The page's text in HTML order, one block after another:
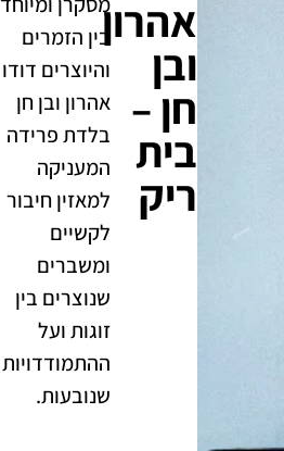
אהרון
ובן
חן –
בית
ריק
בין הזמרים
והיוצרים דודו
אהרון ובן חן
בלדת פרידה
המעניקה
למאזין חיבור
לקשיים
ומשברים
שנוצרים בין
זוגות ועל
ההתמודדויות
שנובעות.